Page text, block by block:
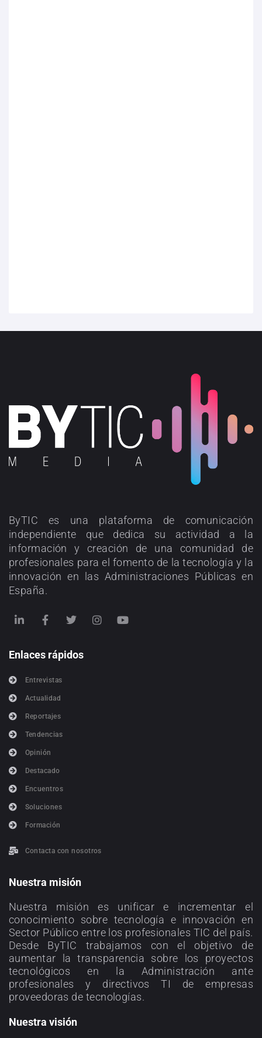
ByTIC es una plataforma de comunicación
independiente que dedica su actividad a la
información y creación de una comunidad de
profesionales para el fomento de la tecnología y la
innovación en las Administraciones Públicas en
España.
Enlaces rápidos
Entrevistas
Actualidad
Reportajes
Tendencias
Opinión
Destacado
Encuentros
Soluciones
Formación
Contacta con nosotros
Nuestra misión
Nuestra misión es unificar e incrementar el
conocimiento sobre tecnología e innovación en
Sector Público entre los profesionales TIC del país.
Desde ByTIC trabajamos con el objetivo de
aumentar la transparencia sobre los proyectos
tecnológicos en la Administración ante
profesionales y directivos TI de empresas
proveedoras de tecnologías.
Nuestra visión